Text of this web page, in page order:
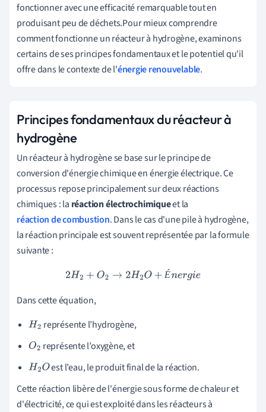
fonctionner avec une efficacité remarquable tout en
produisant peu de déchets.Pour mieux comprendre
comment fonctionne un réacteur à hydrogène, examinons
certains de ses principes fondamentaux et le potentiel qu'il
offre dans le contexte de l'énergie renouvelable.
Principes fondamentaux du réacteur à
hydrogène
Un réacteur à hydrogène se base sur le principe de
conversion d'énergie chimique en énergie électrique. Ce
processus repose principalement sur deux réactions
chimiques : la réaction électrochimiqueet la
réaction de combustion. Dans le cas d'une pile à hydrogène,
la réaction principale est souvent représentée par la formule
suivante :
É
2H2+O2→ 2H2O+É nergie
Dans cette équation,
H2 représente l’hydrogène,
O2 représente l’oxygène, et
H2O est l’eau, le produit final de la réaction.
Cette réaction libère de l'énergie sous forme de chaleur et
d'électricité, ce qui est exploité dans les réacteurs à